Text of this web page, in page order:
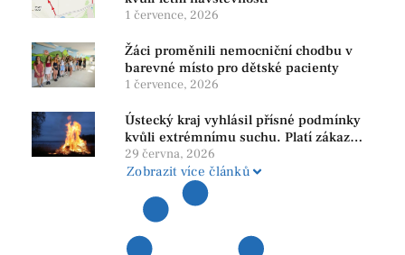
1 července, 2026
Žáci proměnili nemocniční chodbu v
barevné místo pro dětské pacienty
1 července, 2026
Ústecký kraj vyhlásil přísné podmínky
kvůli extrémnímu suchu. Platí zákaz
ohňů i pyrotechniky
29 června, 2026
Zobrazit více článků